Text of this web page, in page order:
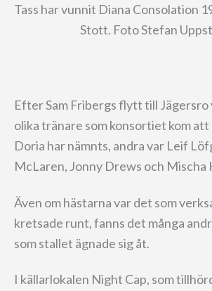
Tass har vunnit Diana Consolation
Stott. Foto Stefan
Efter Sam Fribergs flytt till Jägersro
olika tränare som konsortiet kom
Doria har nämnts, andra var Leif
McLaren, Jonny Drews och Mischa
Även om hästarna var det som
kretsade runt, fanns det många
som stallet ägnade sig åt.
I källarlokalen Night Cap, som